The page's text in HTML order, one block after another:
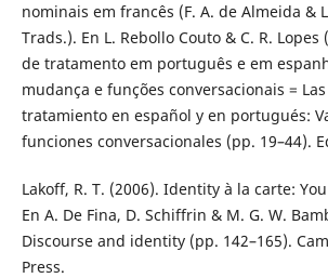
nominais em francês (F. A. de Almeida &
Trads.). En L. Rebollo Couto & C. R. Lopes
de tratamento em português e em
mudança e funções conversacionais =
tratamiento en español y en portugués:
funciones conversacionales (pp. 19–44).
Lakoff, R. T. (2006). Identity à la carte:
En A. De Fina, D. Schiffrin & M. G. W.
Discourse and identity (pp. 142–165).
Press.